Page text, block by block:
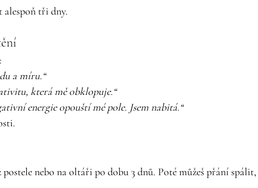
alespoň tři dny.
a míru.“
která mě obklopuje.“
energie opouští mé pole. Jsem nabitá.“
nebo na oltáři po dobu 3 dnů. Poté můžeš přání spálit,